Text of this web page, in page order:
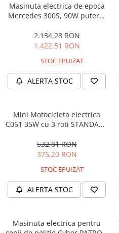
Masinuta electrica de epoca
Mercedes 300S, 90W putere,
2.134,28 RON
1.422,51 RON
STOC EPUIZAT
ALERTA STOC
Mini Motocicleta electrica
C051 35W cu 3 roti STANDARD
532,81 RON
375,20 RON
STOC EPUIZAT
ALERTA STOC
Masinuta electrica pentru